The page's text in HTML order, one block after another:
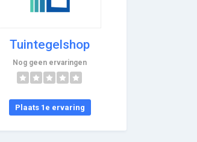
Tuintegelshop
Nog geen ervaringen
Plaats 1e ervaring